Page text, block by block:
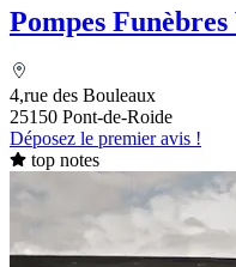
Pompes
4,rue des Bouleaux
25150 Pont-de-Roide
Déposez le premier avis !
top notes